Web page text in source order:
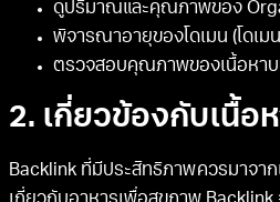
ดูปริมาณและคุณภาพของ
พิจารณาอายุของโดเมน (โดเม
ตรวจสอบคุณภาพของเนื้อหาบ
2. เกี่ยวข้องกับเนื้อ
Backlink ที่มีประสิทธิภาพควรมาจา